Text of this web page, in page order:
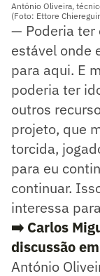
António Oliveira,
(Foto: Ettore
— Poderia ter
estável onde
para aqui. E
poderia ter
outros
projeto, que
torcida,
para eu
continuar.
interessa
➡️ Carlos
discussão
António